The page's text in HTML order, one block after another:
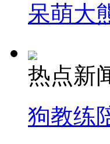
呆萌大
热点新
狗教练